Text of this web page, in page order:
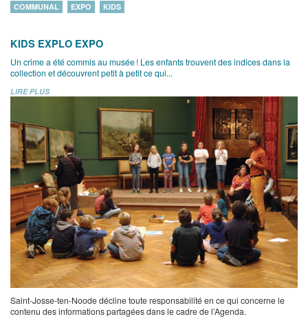
COMMUNAL EXPO KIDS
KIDS EXPLO EXPO
Un crime a été commis au musée ! Les enfants trouvent des indices dans la
collection et découvrent petit à petit ce qui...
LIRE PLUS
Saint-Josse-ten-Noode décline toute responsabilité en ce qui concerne le
contenu des informations partagées dans le cadre de l’Agenda.